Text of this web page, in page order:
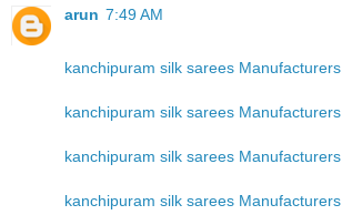
arun 7:49 AM
kanchipuram silk sarees Manufacturers
kanchipuram silk sarees Manufacturers
kanchipuram silk sarees Manufacturers
kanchipuram silk sarees Manufacturers